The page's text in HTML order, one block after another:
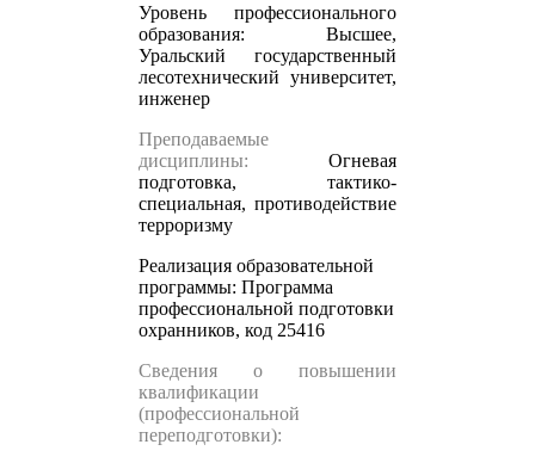
Уровень профессионального
образования: Высшее,
Уральский государственный
лесотехнический университет,
инженер
Преподаваемые
дисциплины: Огневая
подготовка, тактико-
специальная, противодействие
терроризму
Реализация образовательной
программы: Программа
профессиональной подготовки
охранников, код 25416
Сведения о повышении
квалификации
(профессиональной
переподготовки):